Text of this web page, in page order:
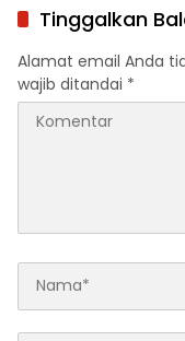
Tinggalkan
Alamat email Anda
wajib ditandai *